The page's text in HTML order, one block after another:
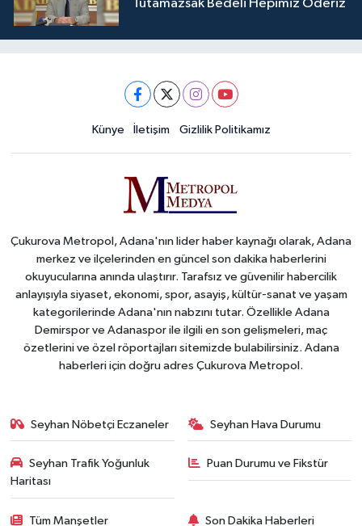
Tutamazsak Bedeli Hepimiz Öderiz
Künye İletişim Gizlilik Politikamız
Çukurova Metropol, Adana'nın lider haber kaynağı olarak, Adana
merkez ve ilçelerinden en güncel son dakika haberlerini
okuyucularına anında ulaştırır. Tarafsız ve güvenilir habercilik
anlayışıyla siyaset, ekonomi, spor, asayiş, kültür-sanat ve yaşam
kategorilerinde Adana'nın nabzını tutar. Özellikle Adana
Demirspor ve Adanaspor ile ilgili en son gelişmeleri, maç
özetlerini ve özel röportajları sitemizde bulabilirsiniz. Adana
haberleri için doğru adres Çukurova Metropol.
Seyhan Nöbetçi Eczaneler Seyhan Hava Durumu
Seyhan Trafik Yoğunluk
Haritası
Puan Durumu ve Fikstür
Tüm Manşetler Son Dakika Haberleri